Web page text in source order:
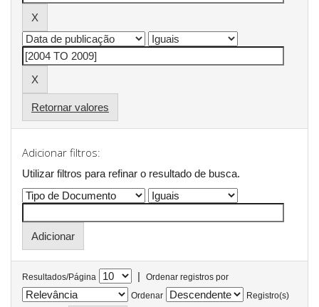
Retornar valores
Adicionar filtros:
Utilizar filtros para refinar o resultado de busca.
Resultados/Página |
Ordenar registros por
Ordenar
Registro(s)